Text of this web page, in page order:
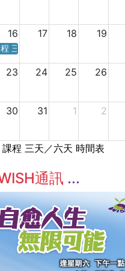
16 17 18 19
三天／六天 時間表
23 24 25 26
30 31 1 2
課程 三天／六天 時間表
通訊